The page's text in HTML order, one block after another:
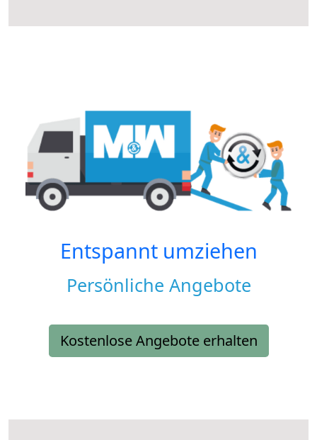
Entspannt umziehen
Persönliche Angebote
Kostenlose Angebote erhalten